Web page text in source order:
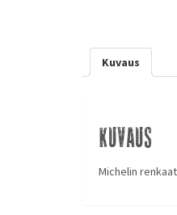
Kuvaus
Kuvaus
Michelin renkaat